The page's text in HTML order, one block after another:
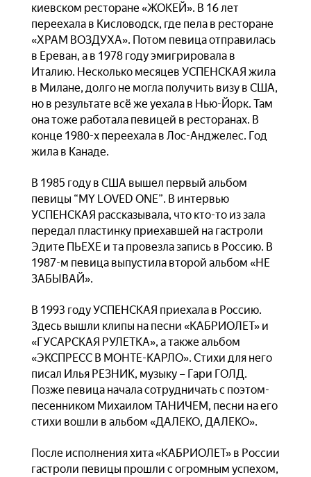
киевском ресторане «ЖОКЕЙ». В 16 лет
переехала в Кисловодск, где пела в ресторане
«ХРАМ ВОЗДУХА». Потом певица отправилась
в Ереван, а в 1978 году эмигрировала в
Италию. Несколько месяцев УСПЕНСКАЯ жила
в Милане, долго не могла получить визу в США,
но в результате всё же уехала в Нью-Йорк. Там
она тоже работала певицей в ресторанах. В
конце 1980-х переехала в Лос-Анджелес. Год
жила в Канаде.
В 1985 году в США вышел первый альбом
певицы “MY LOVED ONE”. В интервью
УСПЕНСКАЯ рассказывала, что кто-то из зала
передал пластинку приехавшей на гастроли
Эдите ПЬЕХЕ и та провезла запись в Россию. В
1987-м певица выпустила второй альбом «НЕ
ЗАБЫВАЙ».
В 1993 году УСПЕНСКАЯ приехала в Россию.
Здесь вышли клипы на песни «КАБРИОЛЕТ» и
«ГУСАРСКАЯ РУЛЕТКА», а также альбом
«ЭКСПРЕСС В МОНТЕ-КАРЛО». Стихи для него
писал Илья РЕЗНИК, музыку – Гари ГОЛД.
Позже певица начала сотрудничать с поэтом-
песенником Михаилом ТАНИЧЕМ, песни на его
стихи вошли в альбом «ДАЛЕКО, ДАЛЕКО».
После исполнения хита «КАБРИОЛЕТ» в России
гастроли певицы прошли с огромным успехом,